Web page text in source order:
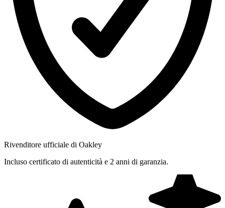
Rivenditore ufficiale di Oakley
Incluso certificato di autenticità e 2 anni di garanzia.